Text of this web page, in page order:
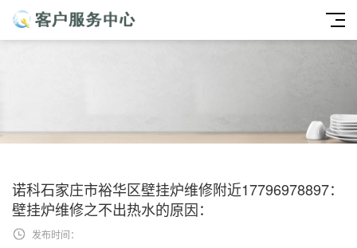
诺科石家庄市裕华区壁挂炉维修附近17796978897：
壁挂炉维修之不出热水的原因：
发布时间：